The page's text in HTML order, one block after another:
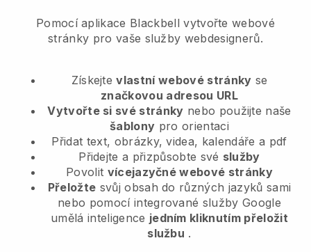
Pomocí aplikace Blackbell vytvořte webové
stránky pro vaše služby webdesignerů.
Získejtevlastní webové stránky se
značkovou adresou URL
Vytvořte si své stránky nebo použijte naše
šablony pro orientaci
Přidat text, obrázky, videa, kalendáře a pdf
Přidejte a přizpůsobte své služby
Povolit vícejazyčné webové stránky
Přeložte svůj obsah do různých jazyků sami
nebo pomocí integrované služby Google
umělá inteligence jedním kliknutím přeložit
službu .